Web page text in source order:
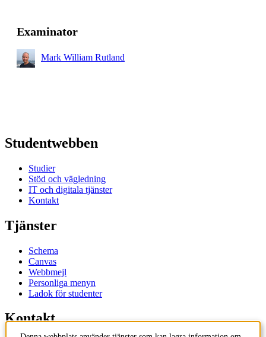
Examinator
Mark William Rutland
Studentwebben
Studier
Stöd och vägledning
IT och digitala tjänster
Kontakt
Tjänster
Schema
Canvas
Webbmejl
Personliga menyn
Ladok för studenter
Kontakt